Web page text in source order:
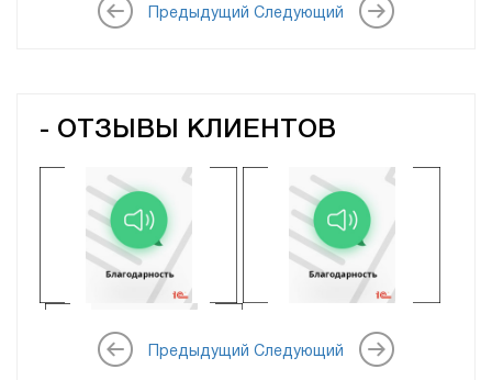
МАШИНЫ»
Предыдущий Следующий
- ОТЗЫВЫ КЛИЕНТОВ
ООО "Интер" ООО "Грунтмаш"
ООО "Неваэкспрес"
Предыдущий Следующий